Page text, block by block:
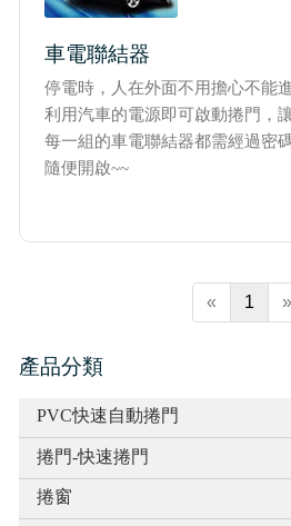
車電聯結器
停電時，人在外面不用擔心不能
利用汽車的電源即可啟動捲門，
每一組的車電聯結器都需經過密
隨便開啟~~
« 1 »
產品分類
PVC快速自動捲門
捲門-快速捲門
捲窗